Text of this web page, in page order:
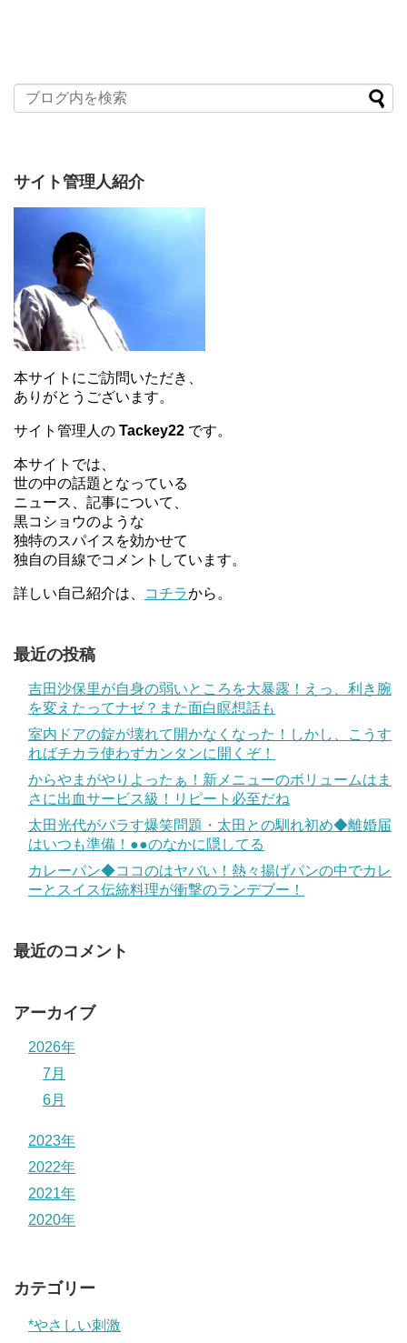
サイト管理人紹介
本サイトにご訪問いただき、
ありがとうございます。
サイト管理人の Tackey22 です。
本サイトでは、
世の中の話題となっている
ニュース、記事について、
黒コショウのような
独特のスパイスを効かせて
独自の目線でコメントしています。
詳しい自己紹介は、 コチラから。
最近の投稿
吉田沙保里が自身の弱いところを大暴露！えっ、利き腕
を変えたってナゼ？また面白瞑想話も
室内ドアの錠が壊れて開かなくなった！しかし、こうす
ればチカラ使わずカンタンに開くぞ！
からやまがやりよったぁ！新メニューのボリュームはま
さに出血サービス級！リピート必至だね
太田光代がバラす爆笑問題・太田との馴れ初め◆離婚届
はいつも準備！●●のなかに隠してる
カレーパン◆ココのはヤバい！熱々揚げパンの中でカレ
ーとスイス伝統料理が衝撃のランデブー！
最近のコメント
アーカイブ
2026年
7月
6月
2023年
2022年
2021年
2020年
カテゴリー
*やさしい刺激